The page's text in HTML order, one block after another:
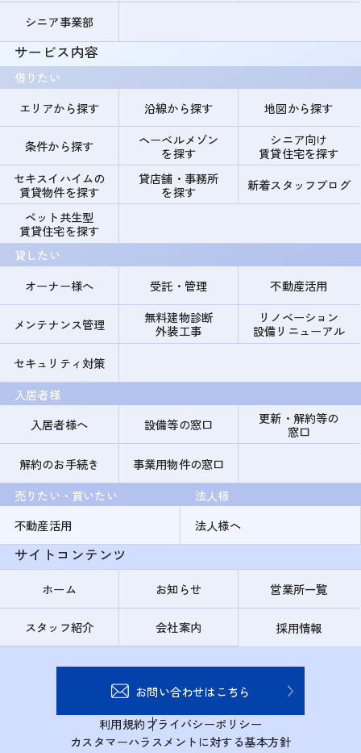
シニア事業部
サービス内容
借りたい
エリアから探す
沿線から探す 地図から探す
条件から探す
ヘーベルメゾン
を探す
シニア向け
賃貸住宅を探す
セキスイハイムの
賃貸物件を探す
貸店舗・事務所
を探す
新着スタッフブログ
ペット共生型
賃貸住宅を探す
貸したい
オーナー様へ
受託・管理 不動産活用
メンテナンス管理
無料建物診断
外装工事
リノベーション
設備リニューアル
セキュリティ対策
入居者様
入居者様へ
設備等の窓口
更新・解約等の
窓口
解約のお手続き
事業用物件の窓口
売りたい・買いたい
不動産活用
法人様
法人様へ
サイトコンテンツ
ホーム お知らせ 営業所一覧
スタッフ紹介 会社案内 採用情報
お問い合わせはこちら
利用規約プライバシーポリシー
カスタマーハラスメントに対する基本方針